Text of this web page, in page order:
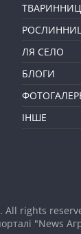
ЛЯ СЕЛО
БЛОГИ
ІНШЕ
. All rights
"News